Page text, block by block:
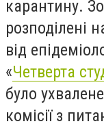
карантину.
розподілені
від
«Четверта
було
комісії з